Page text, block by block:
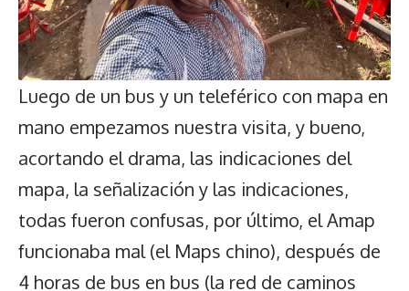
Luego de un bus y un teleférico con mapa en
mano empezamos nuestra visita, y bueno,
acortando el drama, las indicaciones del
mapa, la señalización y las indicaciones,
todas fueron confusas, por último, el Amap
funcionaba mal (el Maps chino), después de
4 horas de bus en bus (la red de caminos